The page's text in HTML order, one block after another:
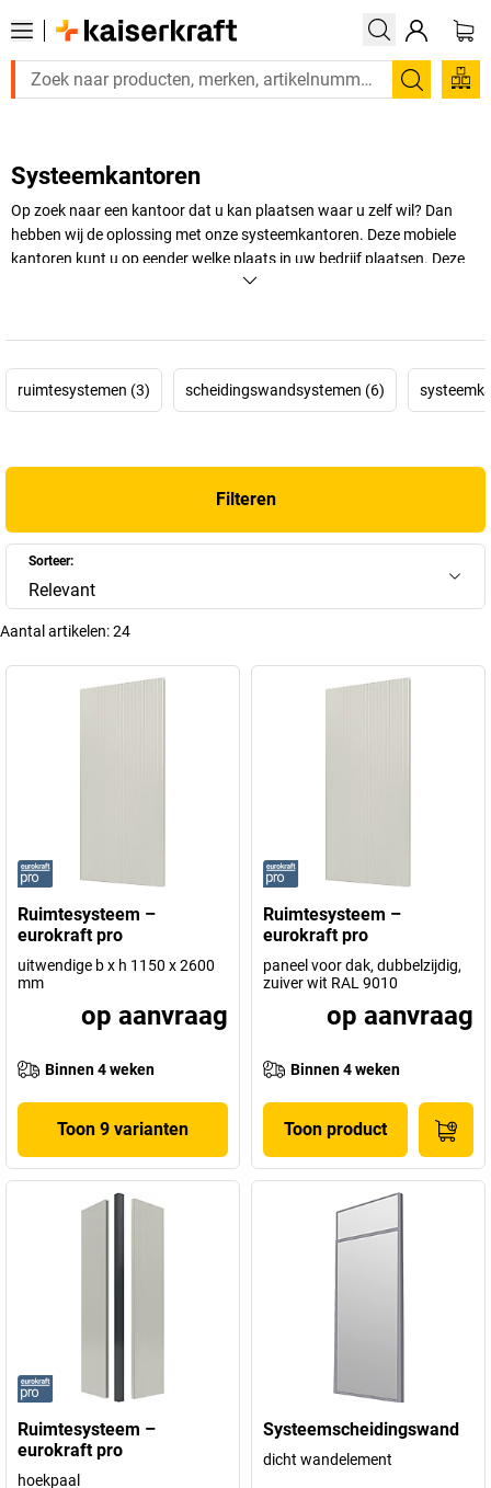
Zoeken
Systeemkantoren
Op zoek naar een kantoor dat u kan plaatsen waar u zelf wil? Dan
hebben wij de oplossing met onze systeemkantoren. Deze mobiele
kantoren kunt u op eender welke plaats in uw bedrijf plaatsen. Deze
verplaatsbare kantoren kunt u zonder problemen bij ons bestellen,
ruimtesystemen (3) scheidingswandsystemen (6)
Filteren
Sorteer:
Relevant
Aantal artikelen:24
Ruimtesysteem –
eurokraft pro
uitwendige b x h 1150 x 2600
mm
op aanvraag
Binnen 4 weken
Toon 9 varianten
Ruimtesysteem –
eurokraft pro
paneel voor dak, dubbelzijdig,
zuiver wit RAL 9010
op aanvraag
Binnen 4 weken
Toon product
Ruimtesysteem –
eurokraft pro
hoekpaal
Systeemscheidingswand
dicht wandelement